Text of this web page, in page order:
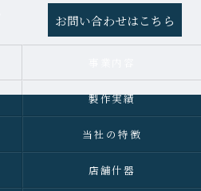
お問い合わせはこちら
製作実績
当社の特徴
店舗什器